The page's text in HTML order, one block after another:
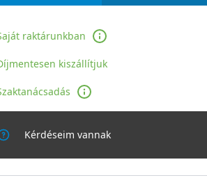
raktárunkban
kiszállítjuk
Kérdéseim vannak